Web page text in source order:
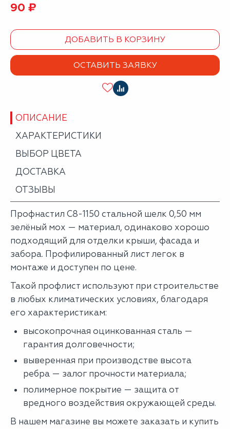
90 ₽
ДОБАВИТЬ В КОРЗИНУ
ОСТАВИТЬ ЗАЯВКУ
ОПИСАНИЕ
ХАРАКТЕРИСТИКИ
ВЫБОР ЦВЕТА
ДОСТАВКА
ОТЗЫВЫ
Профнастил С8-1150 стальной шелк 0,50 мм
зелёный мох — материал, одинаково хорошо
подходящий для отделки крыши, фасада и
забора. Профилированный лист легок в
монтаже и доступен по цене.
Такой профлист используют при строительстве
в любых климатических условиях, благодаря
его характеристикам:
высокопрочная оцинкованная сталь —
гарантия долговечности;
выверенная при производстве высота
ребра — залог прочности материала;
полимерное покрытие — защита от
вредного воздействия окружающей среды.
В нашем магазине вы можете заказать и купить